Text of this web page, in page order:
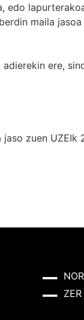
edo
maila
ere,
zuen UZEIk
ZER